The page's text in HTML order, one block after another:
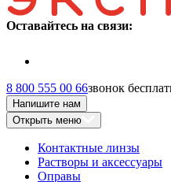
Оставайтесь на связи:
8 800 555 00 66звонок
Напишите нам
Открыть меню
Контактные линзы
Растворы и аксессуары
Оправы